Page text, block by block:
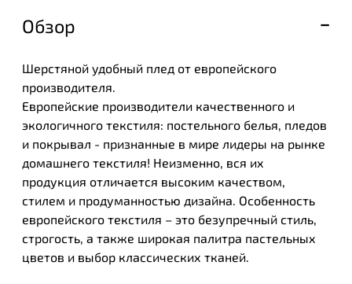
Обзор
Шерстяной удобный плед от европейского
производителя.
Европейские производители качественного и
экологичного текстиля: постельного белья, пледов
и покрывал - признанные в мире лидеры на рынке
домашнего текстиля! Неизменно, вся их
продукция отличается высоким качеством,
стилем и продуманностью дизайна. Особенность
европейского текстиля – это безупречный стиль,
строгость, а также широкая палитра пастельных
цветов и выбор классических тканей.